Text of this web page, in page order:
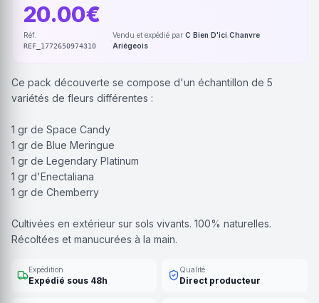
20.00€
Réf.
REF_1772650974310
Vendu et expédié par C Bien D'ici Chanvre
Ariégeois
Ce pack découverte se compose d'un échantillon de 5
variétés de fleurs différentes :
1 gr de Space Candy
1 gr de Blue Meringue
1 gr de Legendary Platinum
1 gr d'Enectaliana
1 gr de Chemberry
Cultivées en extérieur sur sols vivants. 100% naturelles.
Récoltées et manucurées à la main.
Expédition
Expédié sous 48h
Qualité
Direct producteur